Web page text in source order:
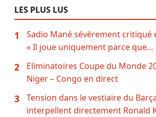
LES PLUS LUS
1
Sadio Mané sévèrement critiqué
« Il joue uniquement parce que…
2
Eliminatoires Coupe du Monde
Niger – Congo en direct
3
Tension dans le vestiaire du
interpellent directement Ronald